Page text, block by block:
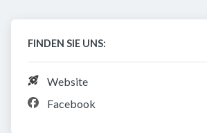
FINDEN SIE UNS:
Website
Facebook